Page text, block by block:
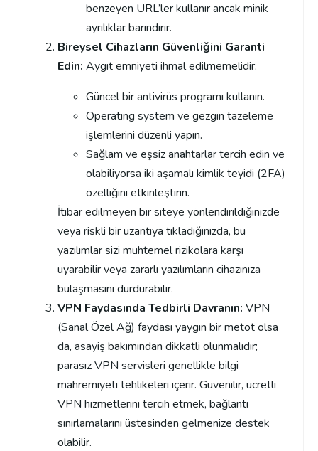
benzeyen URL’ler kullanır ancak minik
ayrılıklar barındırır.
Bireysel Cihazların Güvenliğini Garanti
Edin: Aygıt emniyeti ihmal edilmemelidir.
Güncel bir antivirüs programı kullanın.
Operating system ve gezgin tazeleme
işlemlerini düzenli yapın.
Sağlam ve eşsiz anahtarlar tercih edin ve
olabiliyorsa iki aşamalı kimlik teyidi (2FA)
özelliğini etkinleştirin.
İtibar edilmeyen bir siteye yönlendirildiğinizde
veya riskli bir uzantıya tıkladığınızda, bu
yazılımlar sizi muhtemel rizikolara karşı
uyarabilir veya zararlı yazılımların cihazınıza
bulaşmasını durdurabilir.
VPN Faydasında Tedbirli Davranın: VPN
(Sanal Özel Ağ) faydası yaygın bir metot olsa
da, asayiş bakımından dikkatli olunmalıdır;
parasız VPN servisleri genellikle bilgi
mahremiyeti tehlikeleri içerir. Güvenilir, ücretli
VPN hizmetlerini tercih etmek, bağlantı
sınırlamalarını üstesinden gelmenize destek
olabilir.